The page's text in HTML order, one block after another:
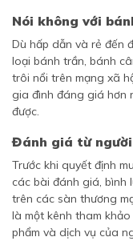
Nói không với
Dù hấp dẫn và rẻ đến
loại bánh trần, bánh
trôi nổi trên mạng xã
gia đình đáng giá hơn
được.
Đánh giá từ
Trước khi quyết định
các bài đánh giá, bình
trên các sàn thương
là một kênh tham
phẩm và dịch vụ của